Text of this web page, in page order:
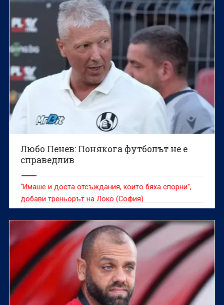
Любо Пенев: Понякога футболът не е
справедлив
“Имаше и доста отсъждания, които бяха спорни”,
добави треньорът на Локо (София)